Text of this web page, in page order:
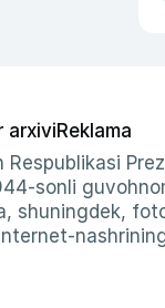
arxiviReklama
Respublikasi
sonli
shuningdek,